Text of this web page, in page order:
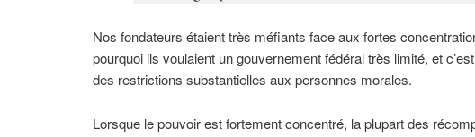
Nos fondateurs étaient très méfiants face aux fortes
pourquoi ils voulaient un gouvernement fédéral très limité, et
des restrictions substantielles aux personnes morales.
Lorsque le pouvoir est fortement concentré, la plupart des